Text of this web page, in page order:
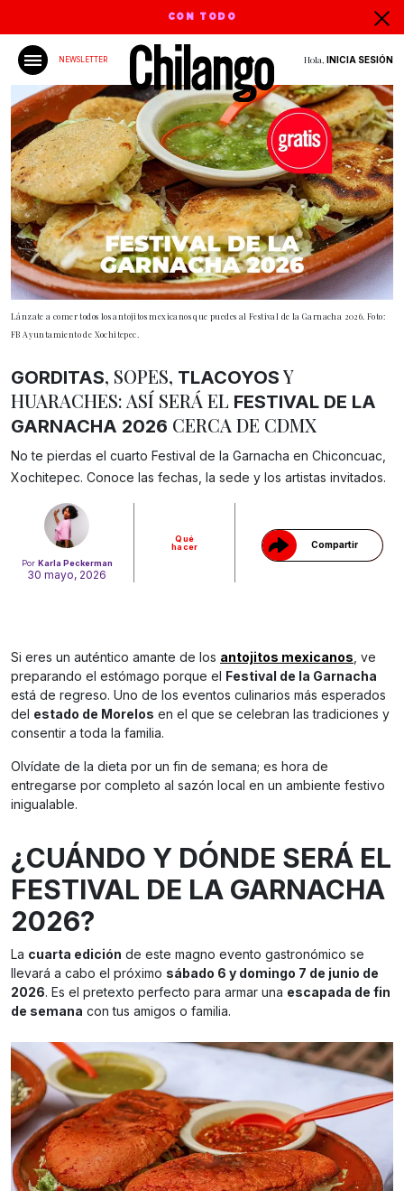
CON TODO
NEWSLETTER Hola, INICIA SESIÓN
Lánzate a comer todos los antojitos mexicanos que puedes al Festival de la Garnacha 2026. Foto:
FB Ayuntamiento de Xochitepec.
Por Karla Peckerman
30 mayo, 2026
Qué
hacer
Compartir
Gracias!
GORDITAS, SOPES, TLACOYOS Y
HUARACHES: ASÍ SERÁ EL FESTIVAL DE LA
GARNACHA 2026 CERCA DE CDMX
No te pierdas el cuarto Festival de la Garnacha en Chiconcuac,
Xochitepec. Conoce las fechas, la sede y los artistas invitados.
Si eres un auténtico amante de los antojitos mexicanos, ve
preparando el estómago porque el
Festival de la Garnacha
está de regreso. Uno de los eventos culinarios más esperados
del estado de Morelos en el que se celebran las tradiciones y
consentir a toda la familia.
Olvídate de la dieta por un fin de semana; es hora de
entregarse por completo al sazón local en un ambiente festivo
inigualable.
¿CUÁNDO Y DÓNDE SERÁ EL
FESTIVAL DE LA GARNACHA
2026?
La cuarta edición de este magno evento gastronómico se
llevará a cabo el próximo sábado 6 y domingo 7 de junio de
2026. Es el pretexto perfecto para armar una escapada de fin
de semana con tus amigos o familia.